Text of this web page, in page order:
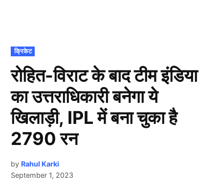
POSTED
IN
क्रिकेट
रोहित-विराट के बाद टीम इंडिया
का उत्तराधिकारी बनेगा ये
खिलाड़ी, IPL में बना चुका है
2790 रन
by Rahul Karki
September 1, 2023